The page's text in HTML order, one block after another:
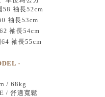
袖長52cm
袖長53cm
袖長54cm
袖長55cm
-
/ 68kg
/ 舒適寬鬆